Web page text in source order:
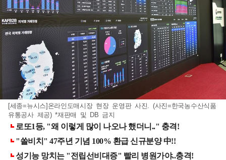
[세종=뉴시스]온라인도매시장 현장 운영판 사진. (사진=한국농수산식품
유통공사 제공) *재판매 및 DB 금지